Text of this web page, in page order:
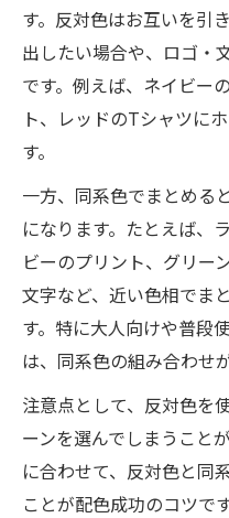
す。反対色はお互いを引
出したい場合や、ロゴ・
です。例えば、ネイビー
ト、レッドのTシャツに
す。
一方、同系色でまとめる
になります。たとえば、
ビーのプリント、グリー
文字など、近い色相でま
す。特に大人向けや普段
は、同系色の組み合わせ
注意点として、反対色を
ーンを選んでしまうこと
に合わせて、反対色と同
ことが配色成功のコツです